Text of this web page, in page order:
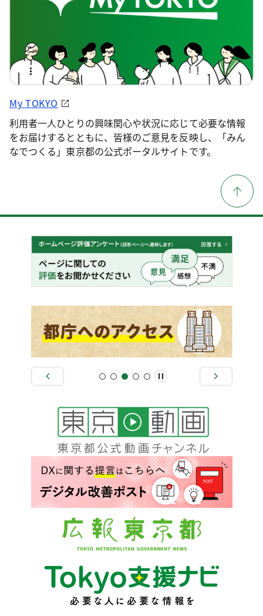
My TOKYO
利用者一人ひとりの興味関心や状況に応じて必要な情報
をお届けするとともに、皆様のご意見を反映し、「みん
なでつくる」東京都の公式ポータルサイトです。